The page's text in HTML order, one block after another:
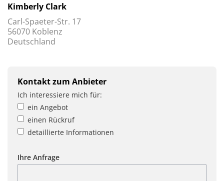
Kimberly Clark
Carl-Spaeter-Str. 17
56070 Koblenz
Deutschland
Kontakt zum Anbieter
Ich interessiere mich für:
ein Angebot
einen Rückruf
detaillierte Informationen
Ihre Anfrage